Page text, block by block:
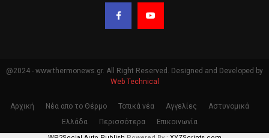
@2024 - www.thermonews.gr. All Right Reserved. Designed and Developed by
Web Technical
Αρχική Νέα απο το Θέρμο Τοπικά νέα Αγγελίες
Αστυνομικά
Ελλάδα
Περισσότερα Επικοινωνία